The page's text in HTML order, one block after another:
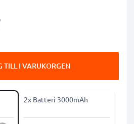
TILL I VARUKORGEN
2x Batteri 3000mAh